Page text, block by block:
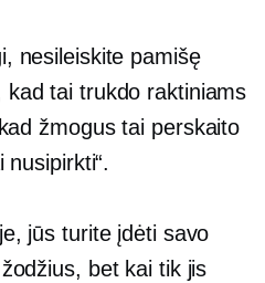
nesileiskite pamišę
tai trukdo raktiniams
žmogus tai perskaito
nusipirkti“.
jūs turite įdėti savo
bet kai tik jis